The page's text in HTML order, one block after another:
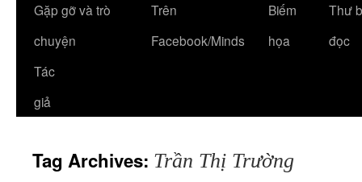
Gặp gỡ và trò
chuyện
Trên
Facebook/Minds
Biếm
họa
Thư
đọc
Tác
giả
Tag Archives: Trần Thị Trường